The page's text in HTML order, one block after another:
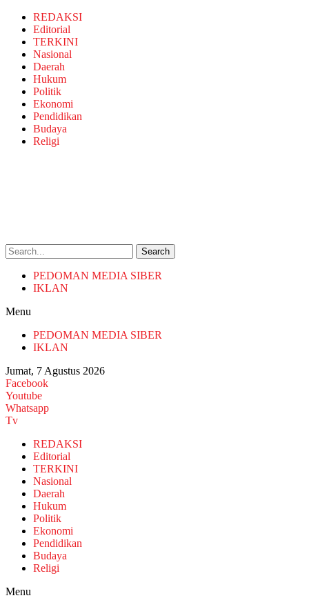
REDAKSI
Editorial
TERKINI
Nasional
Daerah
Hukum
Politik
Ekonomi
Pendidikan
Budaya
Religi
Search
PEDOMAN MEDIA SIBER
IKLAN
Menu
PEDOMAN MEDIA SIBER
IKLAN
Jumat, 7 Agustus 2026
Facebook
Youtube
Whatsapp
Tv
REDAKSI
Editorial
TERKINI
Nasional
Daerah
Hukum
Politik
Ekonomi
Pendidikan
Budaya
Religi
Menu